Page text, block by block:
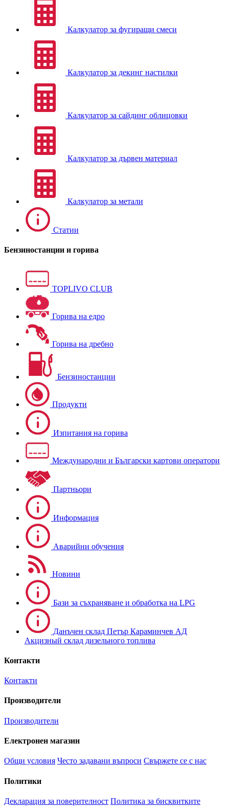
Калкулатор за фугиращи смеси
Калкулатор за декинг настилки
Калкулатор за сайдинг облицовки
Калкулатор за дървен материал
Калкулатор за метали
Статии
Бензиностанции и горива
TOPLIVO CLUB
Горива на едро
Горива на дребно
Бензиностанции
Продукти
Изпитания на горива
Международни и Български картови оператори
Партньори
Информация
Аварийни обучения
Новини
Бази за съхраняване и обработка на LPG
Данъчен склад Петър Караминчев АД
Акцизный склад дизельного топлива
Контакти
Контакти
Производители
Производители
Електронен магазин
Общи условия Често задавани въпроси Свържете се с нас
Политики
Декларация за поверителност Политика за бисквитките